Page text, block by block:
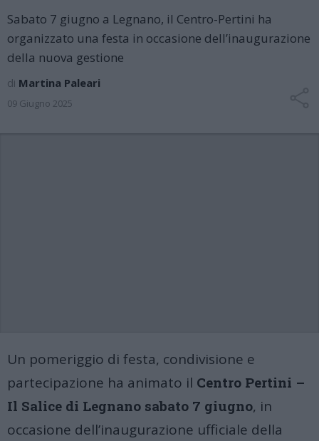
Sabato 7 giugno a Legnano, il Centro-Pertini ha
organizzato una festa in occasione dell’inaugurazione
della nuova gestione
di Martina Paleari
09 Giugno 2025
Un pomeriggio di festa, condivisione e
partecipazione ha animato il Centro Pertini –
Il Salice di Legnano sabato 7 giugno, in
occasione dell’inaugurazione ufficiale della